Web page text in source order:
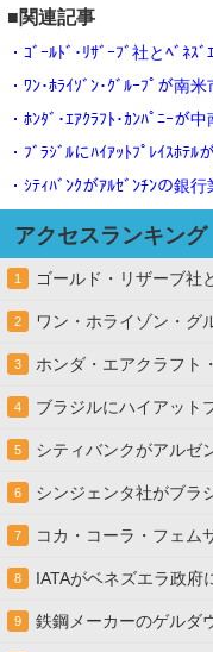
■関連記事
・ｺﾞｰﾙﾄﾞ･ﾘｻﾞｰﾌﾞ社とﾍﾞﾈ
・ﾜﾝ･ﾎﾗｲｿﾞﾝ･ｸﾞﾙｰﾌﾟが南
・ﾎﾝﾀﾞ･ｴｱｸﾗﾌﾄ･ｶﾝﾊﾟﾆｰが
・ﾌﾞﾗｼﾞﾙにﾊｲｱｯﾄﾌﾟﾚｲｽﾎﾃﾙ
・ｼﾃｨﾊﾞﾝｸがｱﾙｾﾞﾝﾁﾝの銀
アクセスランキング
1 ゴールド・リザーブ社
2 ワン・ホライゾン・グ
3 ホンダ・エアクラフト
4 ブラジルにハイアット
5 シティバンクがアルゼ
6 シンジェンタ社がブラ
7 コカ・コーラ・フェム
8 IATAがベネズエラ政府
9 鉄鋼メーカーのゲルダ